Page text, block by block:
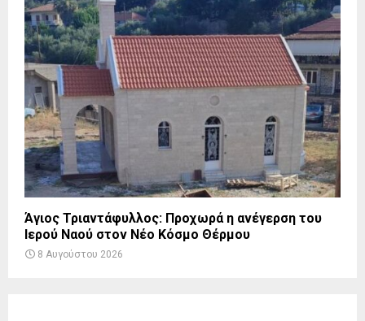
Άγιος Τριαντάφυλλος: Προχωρά η ανέγερση του
Ιερού Ναού στον Νέο Κόσμο Θέρμου
8 Αυγούστου 2026